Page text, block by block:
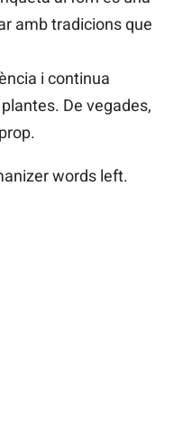
amb tradicions que
i continua
De vegades,
words left.